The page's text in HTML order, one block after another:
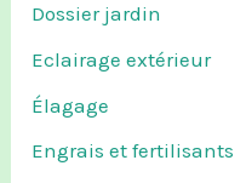
Dossier jardin
Eclairage extérieur
Élagage
Engrais et fertilisants